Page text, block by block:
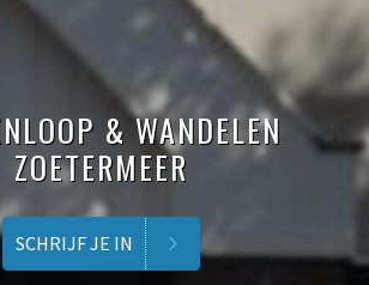
& WANDELEN
ZOETERMEER
SCHRIJF JE IN